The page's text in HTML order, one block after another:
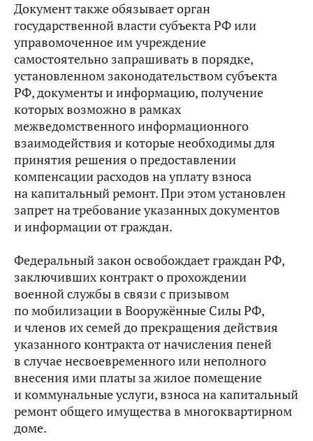
Документ также обязывает орган
государственной власти субъекта РФ или
управомоченное им учреждение
самостоятельно запрашивать в порядке,
установленном законодательством субъекта
РФ, документы и информацию, получение
которых возможно в рамках
межведомственного информационного
взаимодействия и которые необходимы для
принятия решения о предоставлении
компенсации расходов на уплату взноса
на капитальный ремонт. При этом установлен
запрет на требование указанных документов
и информации от граждан.
Федеральный закон освобождает граждан РФ,
заключивших контракт о прохождении
военной службы в связи с призывом
по мобилизации в Вооружённые Силы РФ,
и членов их семей до прекращения действия
указанного контракта от начисления пеней
в случае несвоевременного или неполного
внесения ими платы за жилое помещение
и коммунальные услуги, взноса на капитальный
ремонт общего имущества в многоквартирном
доме.